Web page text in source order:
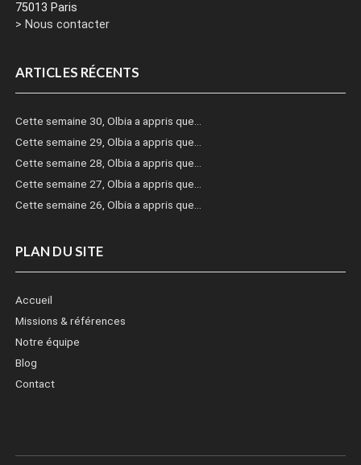
75013 Paris
> Nous contacter
ARTICLES RÉCENTS
Cette semaine 30, Olbia a appris que…
Cette semaine 29, Olbia a appris que…
Cette semaine 28, Olbia a appris que…
Cette semaine 27, Olbia a appris que…
Cette semaine 26, Olbia a appris que…
PLAN DU SITE
Accueil
Missions & références
Notre équipe
Blog
Contact